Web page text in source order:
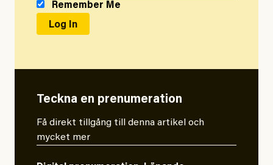
Remember Me
Teckna en prenumeration
Få direkt tillgång till denna artikel och
mycket mer